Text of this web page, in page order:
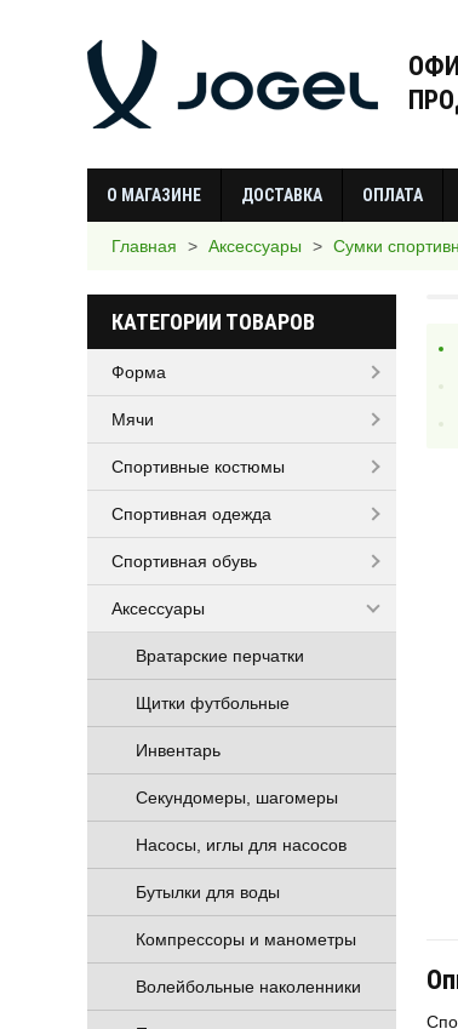
О МАГАЗИНЕ ДОСТАВКА ОПЛАТА
Главная > Аксессуары > Сумки
КАТЕГОРИИ ТОВАРОВ
Форма
Мячи
Спортивные костюмы
Спортивная одежда
Спортивная обувь
Аксессуары
Вратарские перчатки
Щитки футбольные
Инвентарь
Секундомеры, шагомеры
Насосы, иглы для насосов
Бутылки для воды
Компрессоры и манометры
Волейбольные наколенники